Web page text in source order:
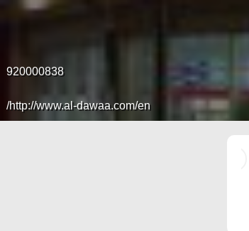
920000838
http://www.al-dawaa.com/en/